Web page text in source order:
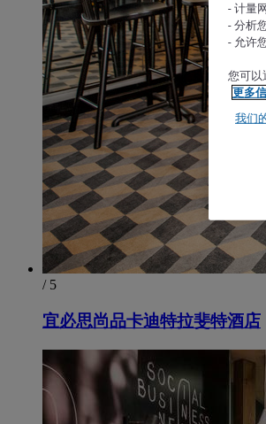
/ 5
宜必思尚品卡迪特拉斐特酒店
- 计量
- 分析
- 允许
您可以
更多
我们